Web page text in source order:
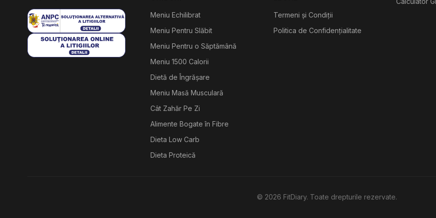
Meniu Echilibrat
Meniu Pentru Slăbit
Meniu Pentru o Săptămână
Meniu 1500 Calorii
Dietă de Îngrășare
Meniu Masă Musculară
Cât Zahăr Pe Zi
Alimente Bogate în Fibre
Dieta Low Carb
Dieta Proteică
Termeni și Condiții
Politica de Confidențialitate
© 2026 FitDiary. Toate drepturile rezervate.